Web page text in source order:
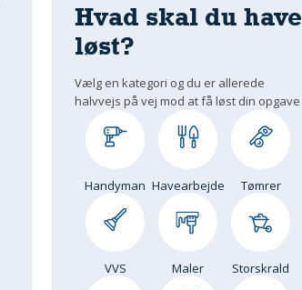
Hvad skal du have
løst?
Vælg en kategori og du er allerede
halvvejs på vej mod at få løst din opgave
Handyman Havearbejde Tømrer
VVS Maler Storskrald